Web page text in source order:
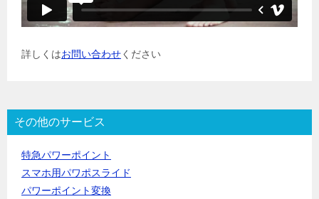
詳しくはお問い合わせください
その他のサービス
特急パワーポイント
スマホ用パワポスライド
パワーポイント変換